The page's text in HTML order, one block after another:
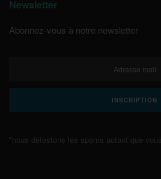
Newsletter
Abonnez-vous à notre newsletter
*nous détestons les spams autant que vous